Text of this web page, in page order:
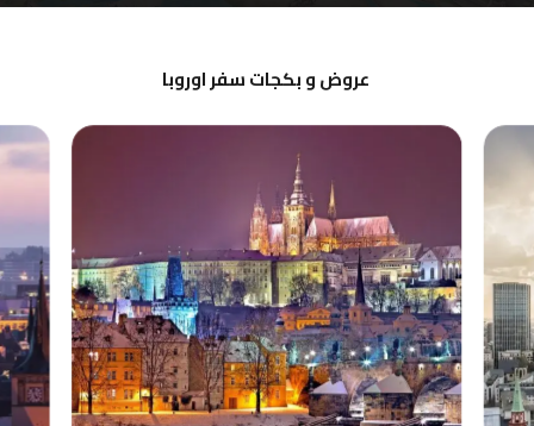
عروض و بكجات سفر اوروبا